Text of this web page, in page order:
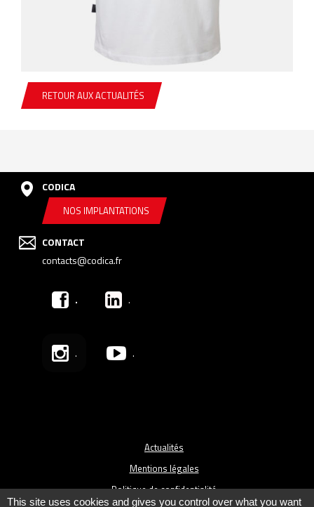
RETOUR AUX ACTUALITÉS
CODICA
NOS IMPLANTATIONS
CONTACT
contacts@codica.fr
. .
. .
Actualités
Mentions légales
Politique de confidentialité
This site uses cookies and gives you control over what you want